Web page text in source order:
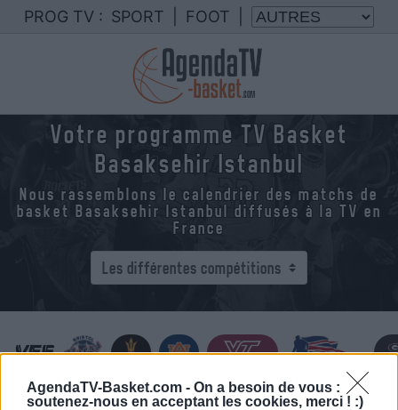
AgendaTV-Basket.com - On a besoin de vous :
soutenez-nous en acceptant les cookies, merci ! :)
PROG TV : SPORT FOOT
Votre programme TV Basket
Basaksehir Istanbul
Nous rassemblons le calendrier des matchs de
basket Basaksehir Istanbul diffusés à la TV en
France